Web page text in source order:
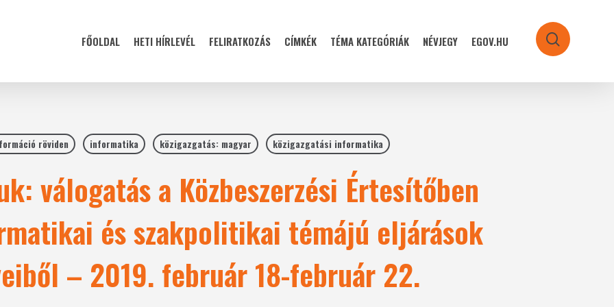
FŐOLDAL HETI HÍRLEVÉL FELIRATKOZÁS CÍMKÉK TÉMA KATEGÓRIÁK NÉVJEGY EGOV.HU search
röviden informatika közigazgatás: magyar közigazgatási informatika
válogatás a Közbeszerzési Értesítőben
és szakpolitikai témájú eljárások
– 2019. február 18-február 22.